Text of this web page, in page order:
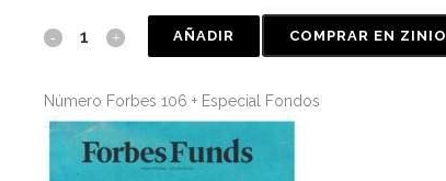
AÑADIR COMPRAR EN ZINIO
Número Forbes 106 + Especial Fondos